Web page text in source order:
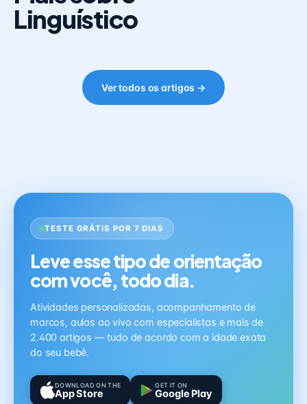
Linguístico
Ver todos os artigos →
TESTE GRÁTIS POR 7 DIAS
Leve esse tipo de orientação
com você, todo dia.
Atividades personalizadas, acompanhamento de
marcos, aulas ao vivo com especialistas e mais de
2.400 artigos — tudo de acordo com a idade exata
do seu bebê.
DOWNLOAD ON THE
App Store
GET IT ON
Google Play